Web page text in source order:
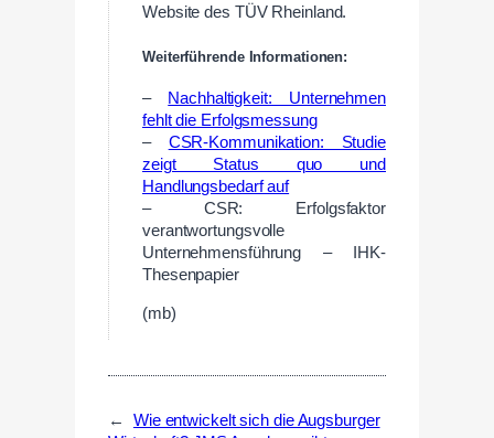
Website des TÜV Rheinland.
Weiterführende Informationen:
–
Nachhaltigkeit: Unternehmen
fehlt die Erfolgsmessung
– CSR-Kommunikation: Studie
zeigt Status quo und
Handlungsbedarf auf
– CSR: Erfolgsfaktor
verantwortungsvolle
Unternehmensführung – IHK-
Thesenpapier
(mb)
←
Wie entwickelt sich die Augsburger